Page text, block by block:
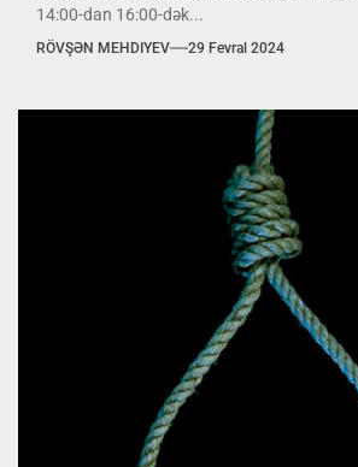
14:00-dan 16:00-dək...
RÖVŞƏN MEHDIYEV 29 Fevral 2024